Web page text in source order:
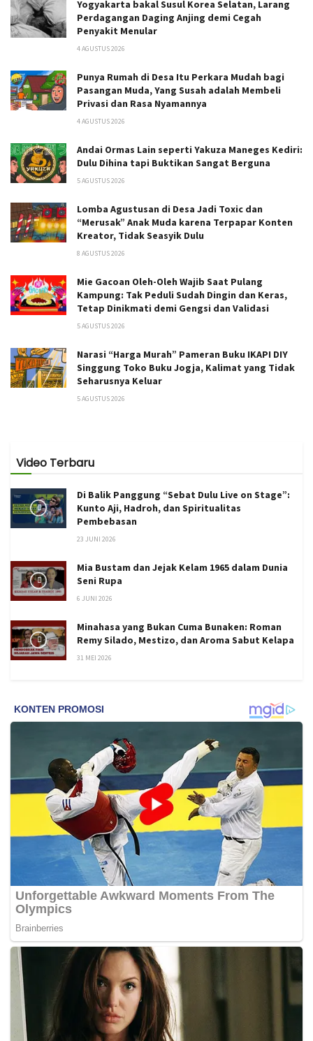
Yogyakarta bakal Susul Korea Selatan, Larang
Perdagangan Daging Anjing demi Cegah
Penyakit Menular
4 AGUSTUS 2026
Punya Rumah di Desa Itu Perkara Mudah bagi
Pasangan Muda, Yang Susah adalah Membeli
Privasi dan Rasa Nyamannya
4 AGUSTUS 2026
Andai Ormas Lain seperti Yakuza Maneges Kediri:
Dulu Dihina tapi Buktikan Sangat Berguna
5 AGUSTUS 2026
Lomba Agustusan di Desa Jadi Toxic dan
“Merusak” Anak Muda karena Terpapar Konten
Kreator, Tidak Seasyik Dulu
8 AGUSTUS 2026
Mie Gacoan Oleh-Oleh Wajib Saat Pulang
Kampung: Tak Peduli Sudah Dingin dan Keras,
Tetap Dinikmati demi Gengsi dan Validasi
5 AGUSTUS 2026
Narasi “Harga Murah” Pameran Buku IKAPI DIY
Singgung Toko Buku Jogja, Kalimat yang Tidak
Seharusnya Keluar
5 AGUSTUS 2026
Video Terbaru
Di Balik Panggung “Sebat Dulu Live on Stage”:
Kunto Aji, Hadroh, dan Spiritualitas
Pembebasan
23 JUNI 2026
Mia Bustam dan Jejak Kelam 1965 dalam Dunia
Seni Rupa
6 JUNI 2026
Minahasa yang Bukan Cuma Bunaken: Roman
Remy Silado, Mestizo, dan Aroma Sabut Kelapa
31 MEI 2026